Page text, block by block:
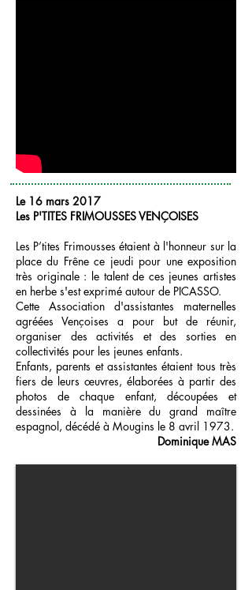
Le 16 mars 2017
Les P'TITES FRIMOUSSES VENÇOISES
Les P’tites Frimousses étaient à l'honneur sur la
place du Frêne ce jeudi pour une exposition
très originale : le talent de ces jeunes artistes
en herbe s'est exprimé autour de PICASSO.
Cette Association d'assistantes maternelles
agréées Vençoises a pour but de réunir,
organiser des activités et des sorties en
collectivités pour les jeunes enfants.
Enfants, parents et assistantes étaient tous très
fiers de leurs œuvres, élaborées à partir des
photos de chaque enfant, découpées et
dessinées à la manière du grand maître
espagnol, décédé à Mougins le 8 avril 1973.
Dominique MAS